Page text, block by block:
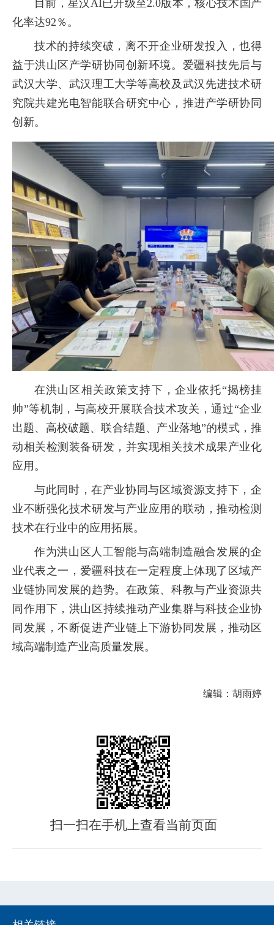
目前，星汉AI已升级至2.0版本，核心技术国产
化率达92％。
技术的持续突破，离不开企业研发投入，也得
益于洪山区产学研协同创新环境。爱疆科技先后与
武汉大学、武汉理工大学等高校及武汉先进技术研
究院共建光电智能联合研究中心，推进产学研协同
创新。
在洪山区相关政策支持下，企业依托“揭榜挂
帅”等机制，与高校开展联合技术攻关，通过“企业
出题、高校破题、联合结题、产业落地”的模式，推
动相关检测装备研发，并实现相关技术成果产业化
应用。
与此同时，在产业协同与区域资源支持下，企
业不断强化技术研发与产业应用的联动，推动检测
技术在行业中的应用拓展。
作为洪山区人工智能与高端制造融合发展的企
业代表之一，爱疆科技在一定程度上体现了区域产
业链协同发展的趋势。在政策、科教与产业资源共
同作用下，洪山区持续推动产业集群与科技企业协
同发展，不断促进产业链上下游协同发展，推动区
域高端制造产业高质量发展。
编辑：胡雨婷
扫一扫在手机上查看当前页面